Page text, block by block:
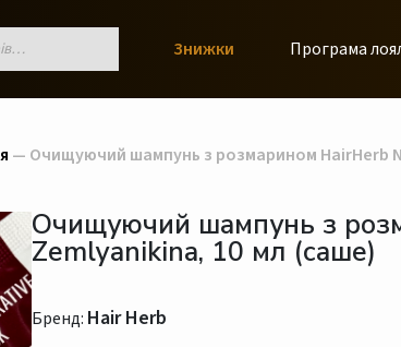
Знижки Програма
— Очищуючий шампунь з розмарином HairHerb
Очищуючий шампунь з
Zemlyanikina, 10 мл (саше)
Бренд: Hair Herb